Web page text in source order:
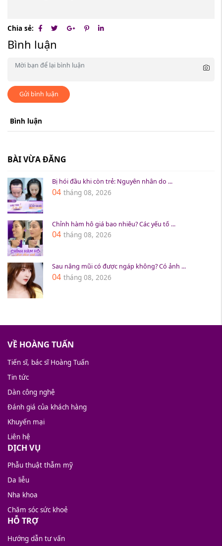
Chia sẻ:
Bình luận
Gửi bình luận
Bình luận
BÀI VỪA ĐĂNG
Bị hói đầu khi còn trẻ: Nguyên nhân do ...
04 tháng 08, 2026
Chỉnh hàm hô giá bao nhiêu? Các yếu tố ...
04 tháng 08, 2026
Sau nâng mũi có được ngáp không? Có ảnh ...
04 tháng 08, 2026
VỀ HOÀNG TUẤN
Tiến sĩ, bác sĩ Hoàng Tuấn
Tin tức
Dàn công nghệ
Đánh giá của khách hàng
Khuyến mại
Liên hệ
DỊCH VỤ
Phẫu thuật thẫm mỹ
Da liễu
Nha khoa
Chăm sóc sức khoẻ
HỖ TRỢ
Hướng dẫn tư vấn